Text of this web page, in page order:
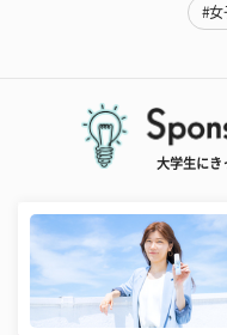
#女
大学生にき